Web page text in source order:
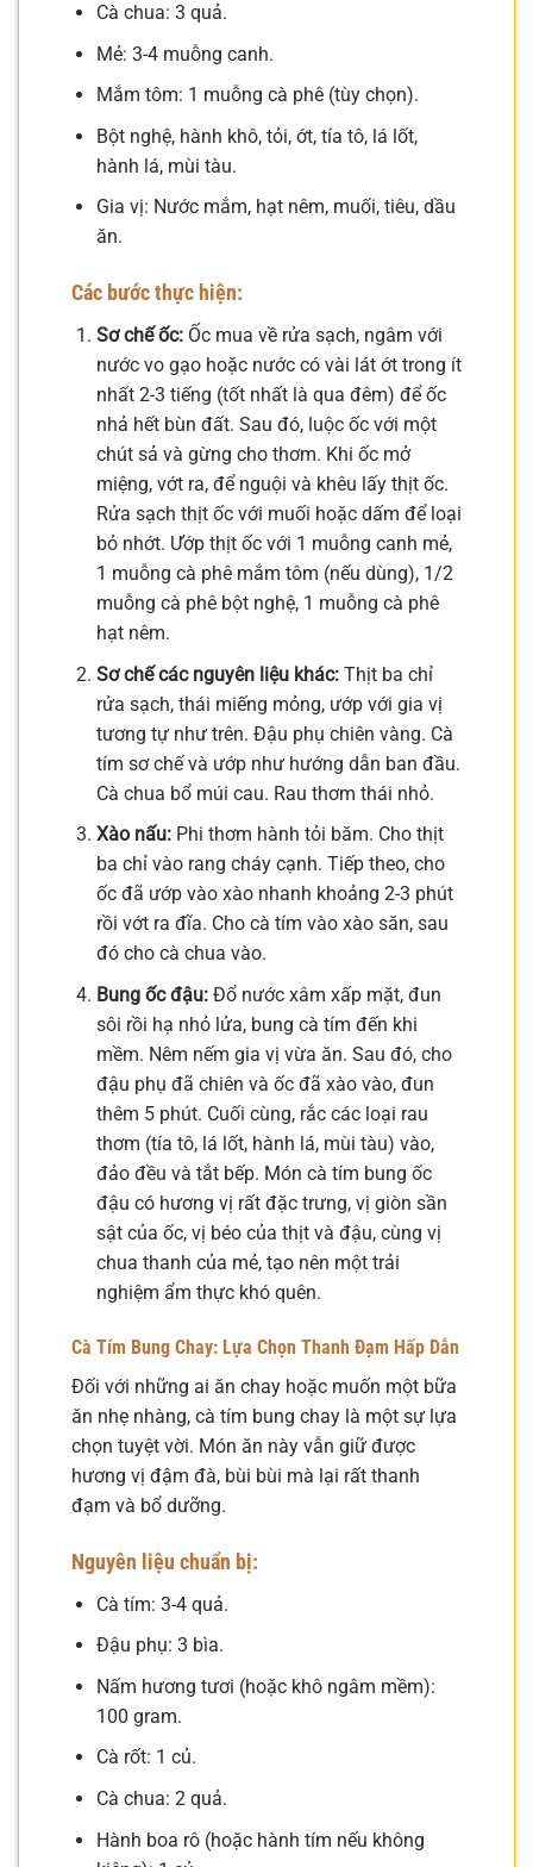
Cà chua: 3 quả.
Mẻ: 3-4 muỗng canh.
Mắm tôm: 1 muỗng cà phê (tùy chọn).
Bột nghệ, hành khô, tỏi, ớt, tía tô, lá lốt,
hành lá, mùi tàu.
Gia vị: Nước mắm, hạt nêm, muối, tiêu, dầu
ăn.
Các bước thực hiện:
Sơ chế ốc:Ốc mua về rửa sạch, ngâm với
nước vo gạo hoặc nước có vài lát ớt trong ít
nhất 2-3 tiếng (tốt nhất là qua đêm) để ốc
nhả hết bùn đất. Sau đó, luộc ốc với một
chút sả và gừng cho thơm. Khi ốc mở
miệng, vớt ra, để nguội và khêu lấy thịt ốc.
Rửa sạch thịt ốc với muối hoặc dấm để loại
bỏ nhớt. Ướp thịt ốc với 1 muỗng canh mẻ,
1 muỗng cà phê mắm tôm (nếu dùng), 1/2
muỗng cà phê bột nghệ, 1 muỗng cà phê
hạt nêm.
Sơ chế các nguyên liệu khác:Thịt ba chỉ
rửa sạch, thái miếng mỏng, ướp với gia vị
tương tự như trên. Đậu phụ chiên vàng. Cà
tím sơ chế và ướp như hướng dẫn ban đầu.
Cà chua bổ múi cau. Rau thơm thái nhỏ.
Xào nấu:Phi thơm hành tỏi băm. Cho thịt
ba chỉ vào rang cháy cạnh. Tiếp theo, cho
ốc đã ướp vào xào nhanh khoảng 2-3 phút
rồi vớt ra đĩa. Cho cà tím vào xào săn, sau
đó cho cà chua vào.
Bung ốc đậu:Đổ nước xâm xấp mặt, đun
sôi rồi hạ nhỏ lửa, bung cà tím đến khi
mềm. Nêm nếm gia vị vừa ăn. Sau đó, cho
đậu phụ đã chiên và ốc đã xào vào, đun
thêm 5 phút. Cuối cùng, rắc các loại rau
thơm (tía tô, lá lốt, hành lá, mùi tàu) vào,
đảo đều và tắt bếp. Món cà tím bung ốc
đậu có hương vị rất đặc trưng, vị giòn sần
sật của ốc, vị béo của thịt và đậu, cùng vị
chua thanh của mẻ, tạo nên một trải
nghiệm ẩm thực khó quên.
Cà Tím Bung Chay: Lựa Chọn Thanh Đạm Hấp Dẫn
Đối với những ai ăn chay hoặc muốn một bữa
ăn nhẹ nhàng, cà tím bung chay là một sự lựa
chọn tuyệt vời. Món ăn này vẫn giữ được
hương vị đậm đà, bùi bùi mà lại rất thanh
đạm và bổ dưỡng.
Nguyên liệu chuẩn bị:
Cà tím: 3-4 quả.
Đậu phụ: 3 bìa.
Nấm hương tươi (hoặc khô ngâm mềm):
100 gram.
Cà rốt: 1 củ.
Cà chua: 2 quả.
Hành boa rô (hoặc hành tím nếu không